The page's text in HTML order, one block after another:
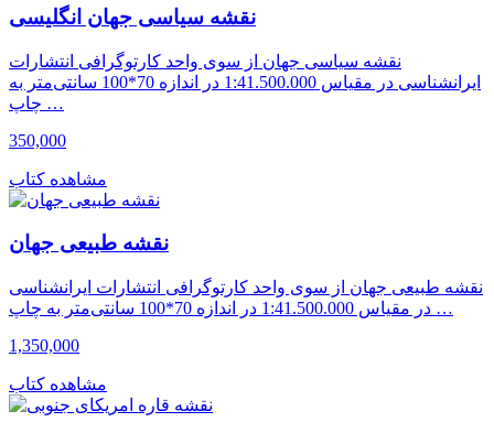
نقشه سیاسی جهان انگلیسی
نقشه سیاسی جهان از سوی واحد کارتوگرافی انتشارات
ایرانشناسی در مقیاس 1:41.500.000 در اندازه 70*100 سانتی‌متر به
چاپ …
350,000
مشاهده کتاب
نقشه طبیعی جهان
نقشه طبیعی جهان از سوی واحد کارتوگرافی انتشارات ایرانشناسی
در مقیاس 1:41.500.000 در اندازه 70*100 سانتی‌متر به چاپ …
1,350,000
مشاهده کتاب